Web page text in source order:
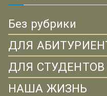
Без рубрики
ДЛЯ
ДЛЯ СТУДЕНТОВ
НАША ЖИЗНЬ